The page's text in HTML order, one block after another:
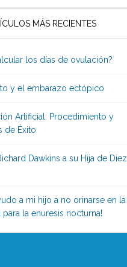
MÁS RECIENTES
los días de ovulación?
y el embarazo ectópico
Artificial: Procedimiento y
de Éxito
Dawkins a su Hija de Diez
a mi hijo a no orinarse en la
para la enuresis nocturna!